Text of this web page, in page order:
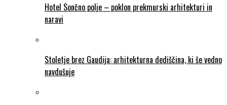
Hotel Sončno polje – poklon prekmurski arhitekturi in
naravi
Stoletje brez Gaudija: arhitekturna dediščina, ki še vedno
navdušuje